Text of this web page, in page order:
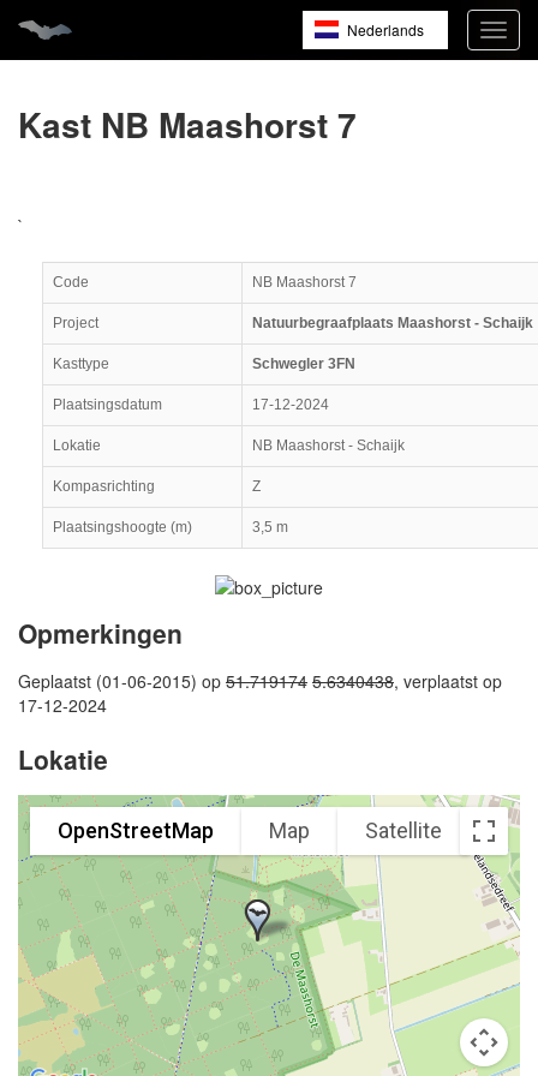
Nederlands
Kast NB Maashorst 7
`
Code NB Maashorst 7
Project Natuurbegraafplaats Maashorst - Schaijk
Kasttype Schwegler 3FN
Plaatsingsdatum 17-12-2024
Lokatie NB Maashorst - Schaijk
Kompasrichting Z
Plaatsingshoogte (m) 3,5 m
Opmerkingen
Geplaatst (01-06-2015) op 51.719174 5.6340438, verplaatst op
17-12-2024
Lokatie
OpenStreetMap Map Satellite